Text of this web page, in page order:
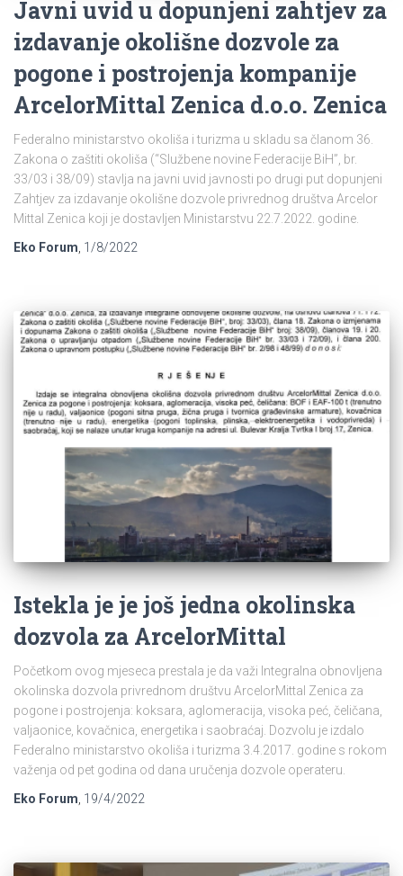
Javni uvid u dopunjeni zahtjev za
izdavanje okolišne dozvole za
pogone i postrojenja kompanije
ArcelorMittal Zenica d.o.o. Zenica
Federalno ministarstvo okoliša i turizma u skladu sa članom 36.
Zakona o zaštiti okoliša (“Službene novine Federacije BiH”, br.
33/03 i 38/09) stavlja na javni uvid javnosti po drugi put dopunjeni
Zahtjev za izdavanje okolišne dozvole privrednog društva Arcelor
Mittal Zenica koji je dostavljen Ministarstvu 22.7.2022. godine.
Eko Forum 1/8/2022
Istekla je je još jedna okolinska
dozvola za ArcelorMittal
Početkom ovog mjeseca prestala je da važi Integralna obnovljena
okolinska dozvola privrednom društvu ArcelorMittal Zenica za
pogone i postrojenja: koksara, aglomeracija, visoka peć, čeličana,
valjaonice, kovačnica, energetika i saobraćaj. Dozvolu je izdalo
Federalno ministarstvo okoliša i turizma 3.4.2017. godine s rokom
važenja od pet godina od dana uručenja dozvole operateru.
Eko Forum 19/4/2022